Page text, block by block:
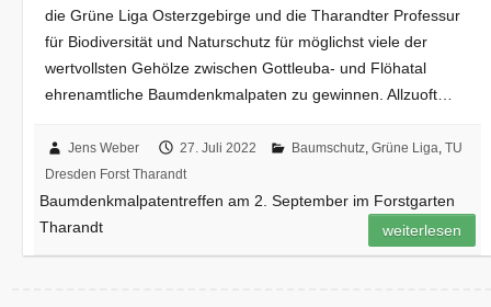
die Grüne Liga Osterzgebirge und die Tharandter Professur
für Biodiversität und Naturschutz für möglichst viele der
wertvollsten Gehölze zwischen Gottleuba- und Flöhatal
ehrenamtliche Baumdenkmalpaten zu gewinnen. Allzuoft…
Jens Weber 27. Juli 2022 Baumschutz,Grüne Liga,TU
Dresden Forst Tharandt
Baumdenkmalpatentreffen am 2. September im Forstgarten
Tharandt
weiterlesen